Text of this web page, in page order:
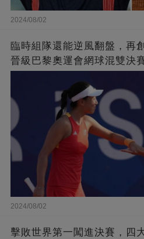
2024/08/02
臨時組隊還能逆風翻盤，再
晉級巴黎奧運會網球混雙決
2024/08/02
擊敗世界第一闖進決賽，四